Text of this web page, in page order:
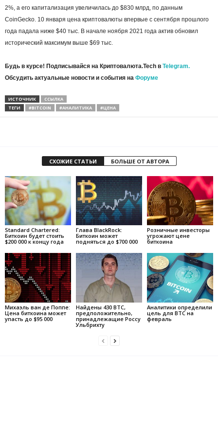
2%, а его капитализация увеличилась до $830 млрд, по данным
CoinGecko. 10 января цена криптовалюты впервые с сентября прошлого
года падала ниже $40 тыс. В начале ноября 2021 года актив обновил
исторический максимум выше $69 тыс.
Будь в курсе! Подписывайся на Криптовалюта.Tech в Telegram.
Обсудить актуальные новости и события на Форуме
ИСТОЧНИК
ССЫЛКА
ТЕГИ
#BITCOIN #АНАЛИТИКА #ЦЕНА
СХОЖИЕ СТАТЬИ БОЛЬШЕ ОТ АВТОРА
Standard Chartered:
Биткоин будет стоить
$200 000 к концу года
Глава BlackRock:
Биткоин может
подняться до $700 000
Розничные инвесторы
угрожают цене
биткоина
Михаэль ван де Поппе:
Цена биткоина может
упасть до $95 000
Найдены 430 BTC,
предположительно,
принадлежащие Россу
Ульбрихту
Аналитики определили
цель для BTC на
февраль